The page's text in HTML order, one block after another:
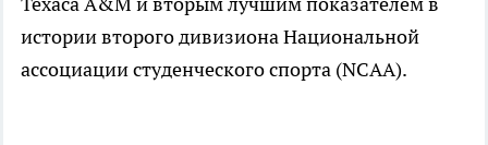
истории второго дивизиона Национальной
ассоциации студенческого спорта (NCAA).